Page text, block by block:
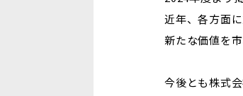
近年、各方面
新たな価値を
今後とも株式